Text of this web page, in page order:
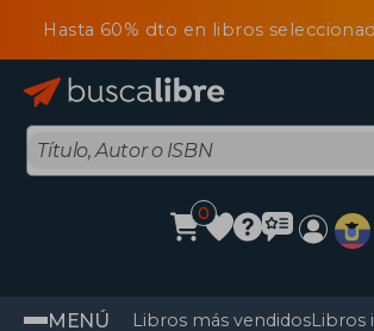
Hasta 60% dto en libros
0
MENÚ Libros más vendidosLibros